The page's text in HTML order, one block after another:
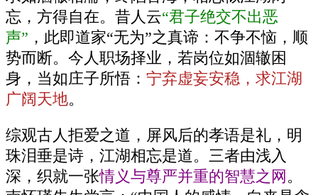
忘，方得自在。昔人云“君子绝交不出恶
声” ，此即道家“无为”之真谛：不争不恼，顺
势而断。今人职场择业，若岗位如涸辙困
身，当如庄子所悟： 宁弃虚妄安稳，求江湖
广阔天地。
综观古人拒爱之道，屏风后的孝语是礼，明
珠泪垂是诗，江湖相忘是道。三者由浅入
深，织就一张情义与尊严并重的智慧之网 。